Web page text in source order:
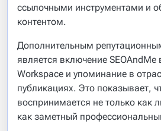
ссылочными инструментами и
контентом.
Дополнительным
является включение
Workspace и упоминание в
публикациях. Это показывает,
воспринимается не только как
как заметный